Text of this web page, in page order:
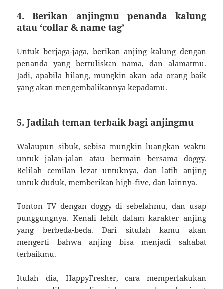
4. Berikan anjingmu penanda kalung
atau ‘collar & name tag’
Untuk berjaga-jaga, berikan anjing kalung dengan
penanda yang bertuliskan nama, dan alamatmu.
Jadi, apabila hilang, mungkin akan ada orang baik
yang akan mengembalikannya kepadamu.
5. Jadilah teman terbaik bagi anjingmu
Walaupun sibuk, sebisa mungkin luangkan waktu
untuk jalan-jalan atau bermain bersama doggy.
Belilah cemilan lezat untuknya, dan latih anjing
untuk duduk, memberikan high-five, dan lainnya.
Tonton TV dengan doggy di sebelahmu, dan usap
punggungnya. Kenali lebih dalam karakter anjing
yang berbeda-beda. Dari situlah kamu akan
mengerti bahwa anjing bisa menjadi sahabat
terbaikmu.
Itulah dia, HappyFresher, cara memperlakukan